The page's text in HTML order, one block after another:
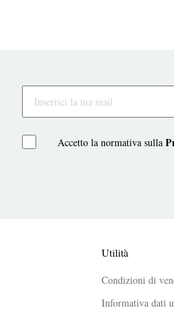
Accetto la normativa sulla
Utilità
Condizioni di
Informativa dati